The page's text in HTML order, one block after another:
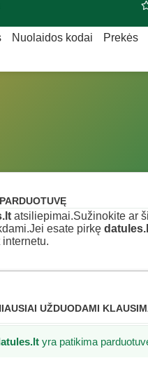
Nuolaidos kodai Prekės
atsiliepimai.Sužinokite ar
esate pirkę
internetu.
UŽDUODAMI
yra patikima